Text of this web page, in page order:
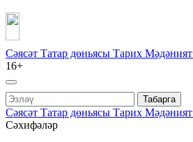
Сәясәт Татар дөньясы Тарих Мәдәният
16+
Табарга
Сәясәт Татар дөньясы Тарих Мәдәният
Сәхифәләр